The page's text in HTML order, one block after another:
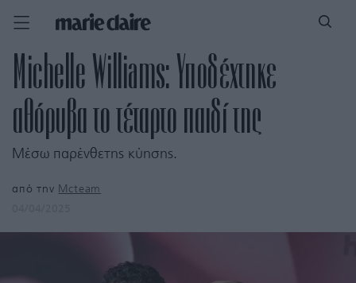
Michelle Williams: Υποδέχτηκε
αθόρυβα το τέταρτο παιδί της
Μέσω παρένθετης κύησης.
από την Mcteam